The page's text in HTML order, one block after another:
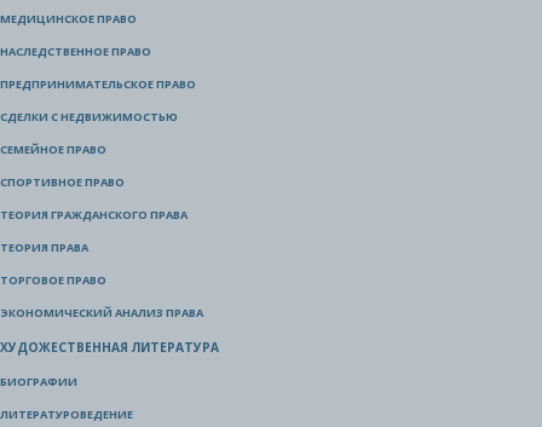
МЕДИЦИНСКОЕ ПРАВО
НАСЛЕДСТВЕННОЕ ПРАВО
ПРЕДПРИНИМАТЕЛЬСКОЕ ПРАВО
СДЕЛКИ С НЕДВИЖИМОСТЬЮ
СЕМЕЙНОЕ ПРАВО
СПОРТИВНОЕ ПРАВО
ТЕОРИЯ ГРАЖДАНСКОГО ПРАВА
ТЕОРИЯ ПРАВА
ТОРГОВОЕ ПРАВО
ЭКОНОМИЧЕСКИЙ АНАЛИЗ ПРАВА
ХУДОЖЕСТВЕННАЯ ЛИТЕРАТУРА
БИОГРАФИИ
ЛИТЕРАТУРОВЕДЕНИЕ